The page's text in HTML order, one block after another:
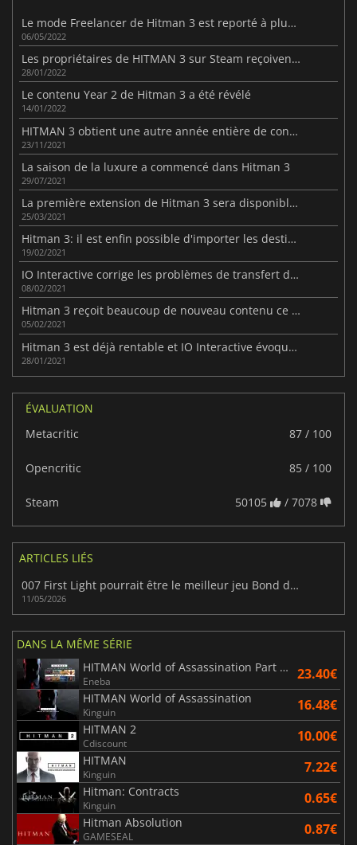
Le mode Freelancer de Hitman 3 est reporté à plus tard en 2022.
06/05/2022
Les propriétaires de HITMAN 3 sur Steam reçoivent des mises à jour gratuites
28/01/2022
Le contenu Year 2 de Hitman 3 a été révélé
14/01/2022
HITMAN 3 obtient une autre année entière de contenu.
23/11/2021
La saison de la luxure a commencé dans Hitman 3
29/07/2021
La première extension de Hitman 3 sera disponible la semaine prochaine
25/03/2021
Hitman 3: il est enfin possible d'importer les destinations des jeux précédents
19/02/2021
IO Interactive corrige les problèmes de transfert dans Hitman 3
08/02/2021
Hitman 3 reçoit beaucoup de nouveau contenu ce mois-ci.
05/02/2021
Hitman 3 est déjà rentable et IO Interactive évoque de nouveaux projets
28/01/2021
ÉVALUATION
Metacritic
87 / 100
Opencritic 85 / 100
Steam 50105 / 7078
ARTICLES LIÉS
007 First Light pourrait être le meilleur jeu Bond depuis GoldenEye
11/05/2026
DANS LA MÊME SÉRIE
HITMAN World of Assassination Part One
Eneba 23.40€
HITMAN World of Assassination
Kinguin 16.48€
HITMAN 2
Cdiscount 10.00€
HITMAN
Kinguin 7.22€
Hitman: Contracts
Kinguin 0.65€
Hitman Absolution
GAMESEAL 0.87€